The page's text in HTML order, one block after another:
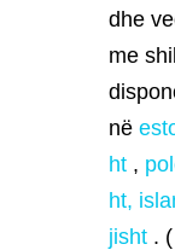
dhe
me
në
ht ,
ht,
jisht . (